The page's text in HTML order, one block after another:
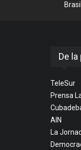
Brasil
De la
TeleSur
Prensa
AIN
La